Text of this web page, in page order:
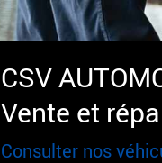
CSV
Vente et
Consulter nos